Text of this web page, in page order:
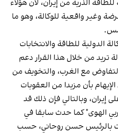
الذرية من إيران، لأن هؤلاء
وغير واقعية للوكالة، وهو ما
الدولية للطاقة والانتخابات
تريد من خلال هذا القرار دعم
مع الغرب، والتخويف من
بأن مزيدا من العقوبات
وبالتالي فإن ذلك قد
الهوى" كما حدث سابقا في
بالرئيس حسن روحاني، حسب